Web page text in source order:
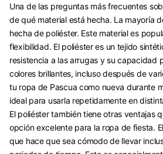
Una de las preguntas más frecuentes
de qué material está hecha. La mayoría
hecha de poliéster. Este material es
flexibilidad. El poliéster es un tejido
resistencia a las arrugas y su capacidad
colores brillantes, incluso después de
tu ropa de Pascua como nueva durante
ideal para usarla repetidamente en
El poliéster también tiene otras ventajas
opción excelente para la ropa de fiesta.
que hace que sea cómodo de llevar